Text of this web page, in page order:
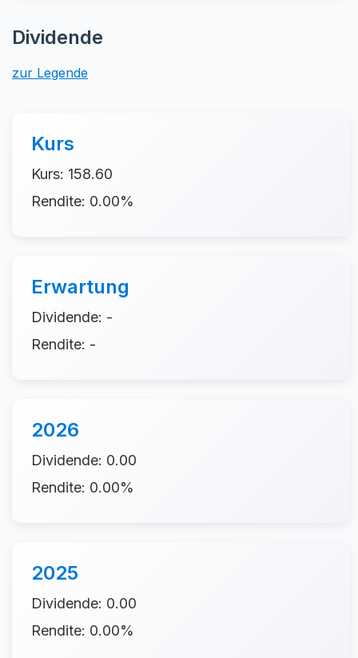
Dividende
zur Legende
Kurs
Kurs: 158.60
Rendite: 0.00%
Erwartung
Dividende: -
Rendite: -
2026
Dividende: 0.00
Rendite: 0.00%
2025
Dividende: 0.00
Rendite: 0.00%